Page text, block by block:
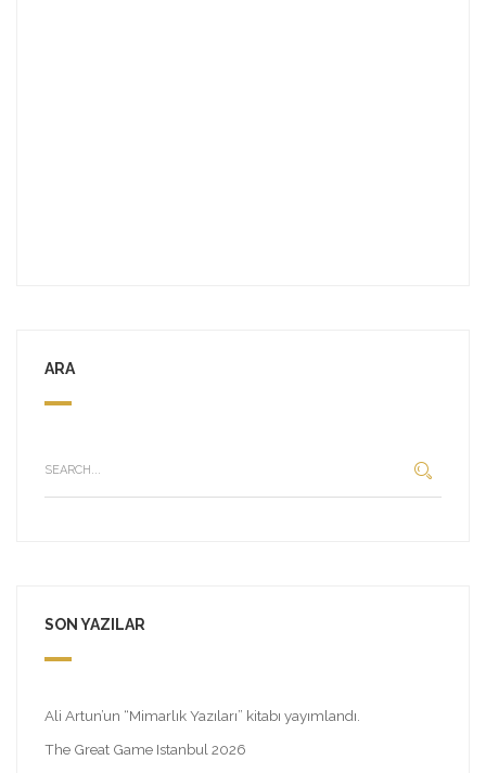
ARA
SON YAZILAR
Ali Artun’un “Mimarlık Yazıları” kitabı yayımlandı.
The Great Game Istanbul 2026